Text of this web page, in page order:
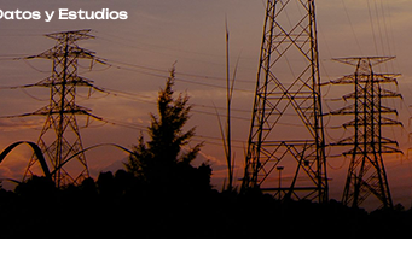
y Estudios